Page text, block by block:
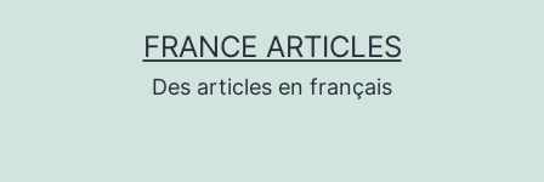
FRANCE ARTICLES
Des articles en français